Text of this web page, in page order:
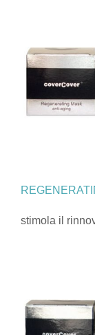
stimola il